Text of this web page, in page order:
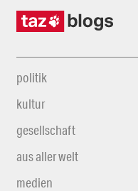
politik
kultur
gesellschaft
aus aller welt
medien